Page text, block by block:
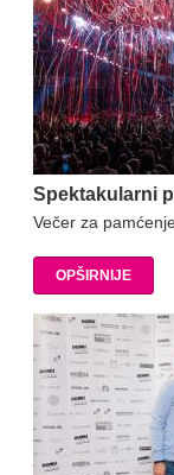
Spektakularni
Večer za
OPŠIRNIJE